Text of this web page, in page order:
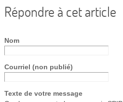
Répondre à cet article
Nom
Courriel (non publié)
Texte de votre message